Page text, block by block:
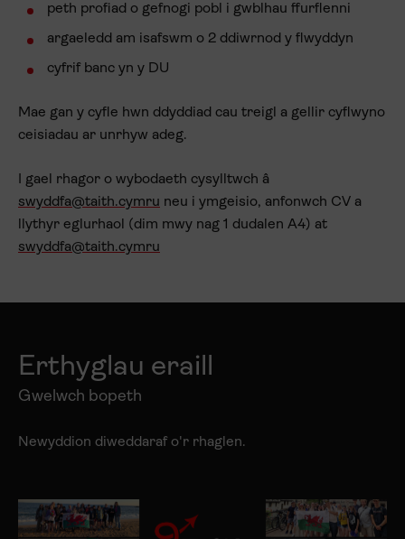
peth profiad o gefnogi pobl i gwblhau ffurflenni
argaeledd am isafswm o 2 ddiwrnod y flwyddyn
cyfrif banc yn y DU
Mae gan y cyfle hwn ddyddiad cau treigl a gellir cyflwyno
ceisiadau ar unrhyw adeg.
I gael rhagor o wybodaeth cysylltwch â
swyddfa@taith.cymru neu i ymgeisio, anfonwch CV a
llythyr eglurhaol (dim mwy nag 1 dudalen A4) at
swyddfa@taith.cymru
Erthyglau eraill
Gwelwch bopeth
Newyddion diweddaraf o'r rhaglen.